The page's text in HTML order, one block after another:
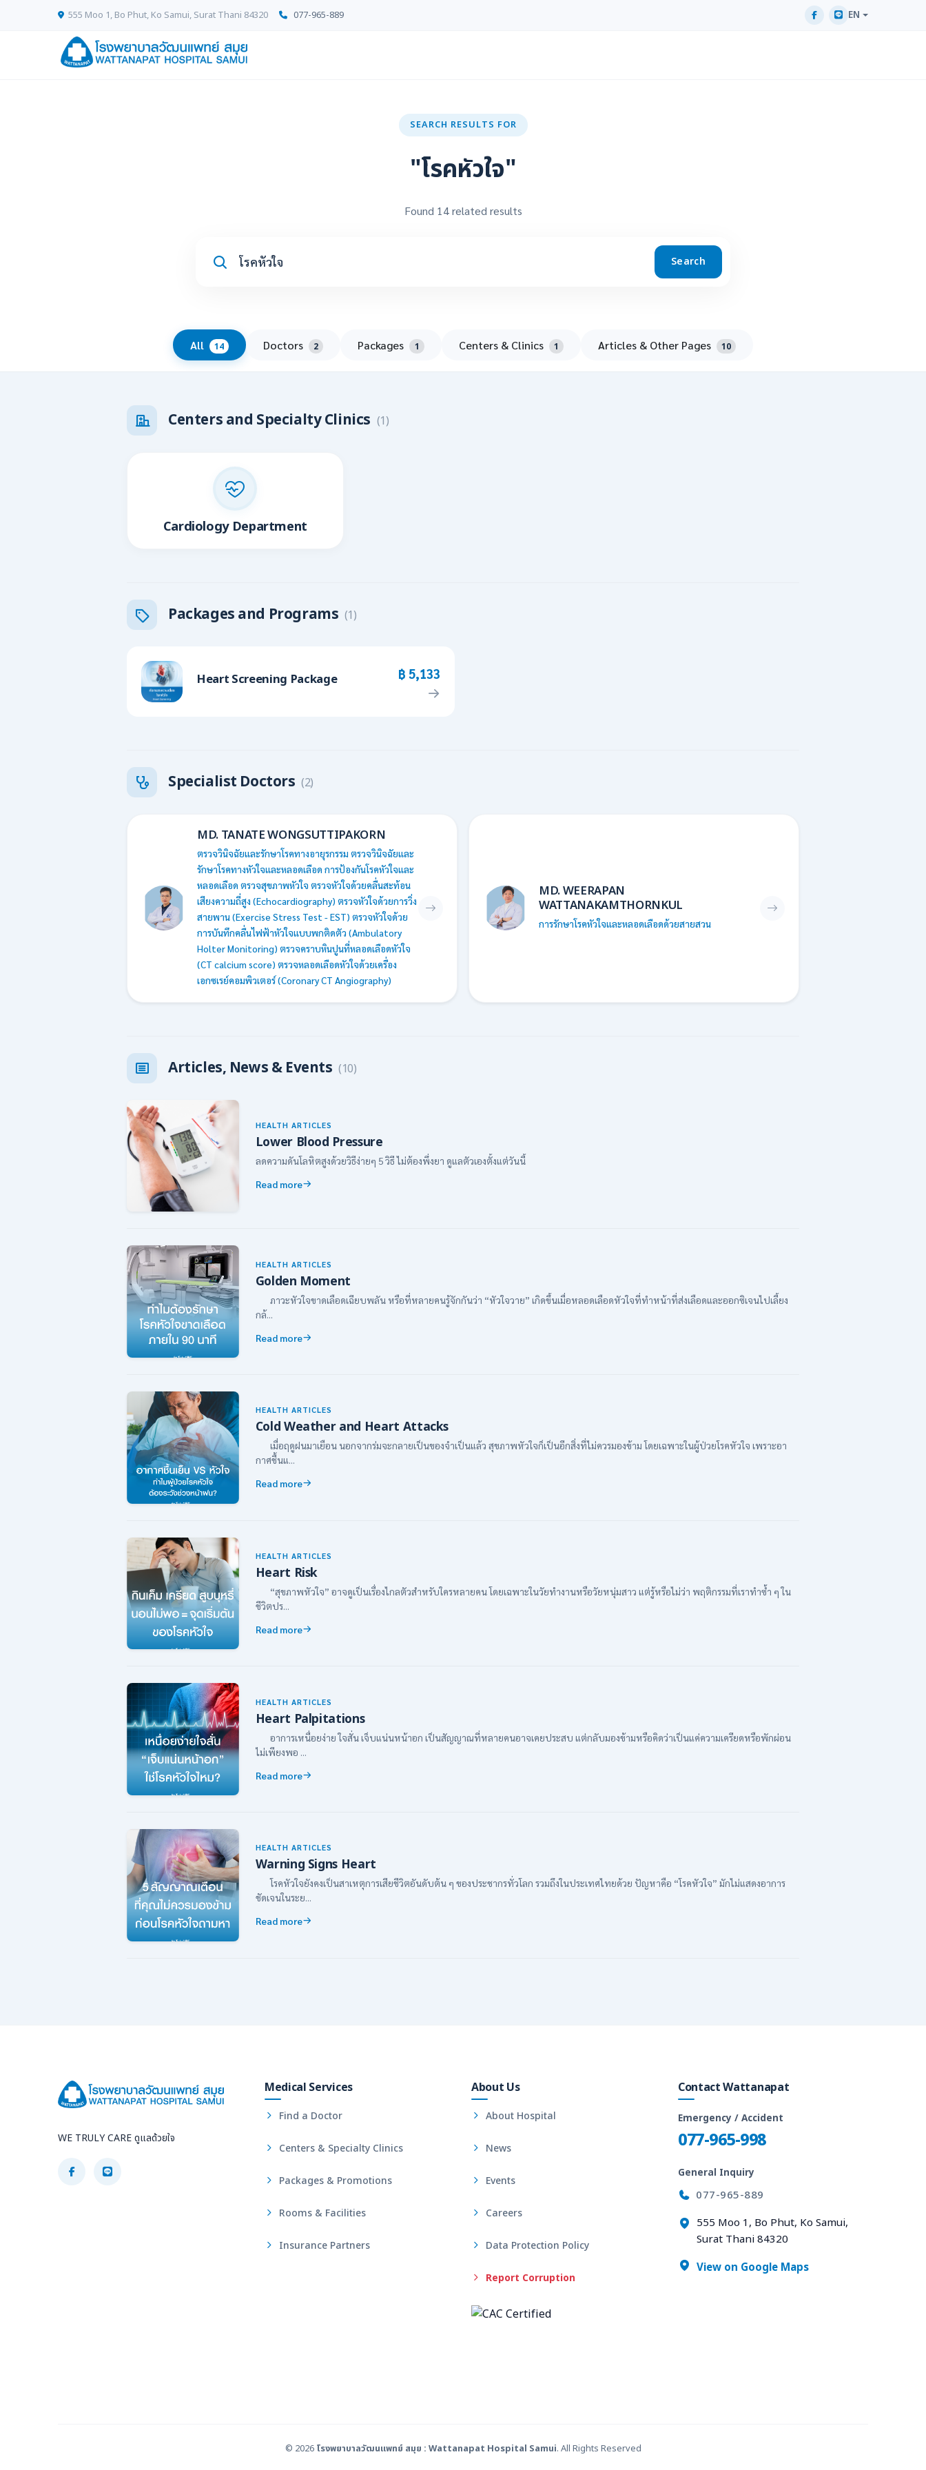
555 Moo 1, Bo Phut, Ko Samui, Surat Thani 84320 077-965-889 EN
SEARCH RESULTS FOR
"โรคหัวใจ"
Found 14 related results
Search
All 14 Doctors 2 Packages 1 Centers & Clinics 1 Articles & Other Pages 10
Centers and Specialty Clinics (1)
Cardiology Department
Packages and Programs (1)
Heart Screening Package ฿ 5,133
Specialist Doctors (2)
MD. TANATE WONGSUTTIPAKORN
ตรวจวินิจฉัยและรักษาโรคทางอายุรกรรม ตรวจวินิจฉัยและ
รักษาโรคทางหัวใจและหลอดเลือด การป้องกันโรคหัวใจและ
หลอดเลือด ตรวจสุขภาพหัวใจ ตรวจหัวใจด้วยคลื่นสะท้อน
เสียงความถี่สูง (Echocardiography) ตรวจหัวใจด้วยการวิ่ง
สายพาน (Exercise Stress Test - EST) ตรวจหัวใจด้วย
การบันทึกคลื่นไฟฟ้าหัวใจแบบพกติดตัว (Ambulatory
Holter Monitoring) ตรวจคราบหินปูนที่หลอดเลือดหัวใจ
(CT calcium score) ตรวจหลอดเลือดหัวใจด้วยเครื่อง
เอกซเรย์คอมพิวเตอร์ (Coronary CT Angiography)
MD. WEERAPAN
WATTANAKAMTHORNKUL
การรักษาโรคหัวใจและหลอดเลือดด้วยสายสวน
Articles, News & Events (10)
HEALTH ARTICLES
Lower Blood Pressure
ลดความดันโลหิตสูงด้วยวิธีง่ายๆ 5 วิธี ไม่ต้องพึ่งยา ดูแลตัวเองตั้งแต่วันนี้
Read more
HEALTH ARTICLES
Golden Moment
ภาวะหัวใจขาดเลือดเฉียบพลัน หรือที่หลายคนรู้จักกันว่า “หัวใจวาย” เกิดขึ้นเมื่อหลอดเลือดหัวใจที่ทำหน้าที่ส่งเลือดและออกซิเจนไปเลี้ยง
กล้...
Read more
HEALTH ARTICLES
Cold Weather and Heart Attacks
เมื่อฤดูฝนมาเยือน นอกจากร่มจะกลายเป็นของจำเป็นแล้ว สุขภาพหัวใจก็เป็นอีกสิ่งที่ไม่ควรมองข้าม โดยเฉพาะในผู้ป่วยโรคหัวใจ เพราะอา
กาศชื้นแ...
Read more
HEALTH ARTICLES
Heart Risk
“สุขภาพหัวใจ” อาจดูเป็นเรื่องไกลตัวสำหรับใครหลายคน โดยเฉพาะในวัยทำงานหรือวัยหนุ่มสาว แต่รู้หรือไม่ว่า พฤติกรรมที่เราทำซ้ำ ๆ ใน
ชีวิตปร...
Read more
HEALTH ARTICLES
Heart Palpitations
อาการเหนื่อยง่าย ใจสั่น เจ็บแน่นหน้าอก เป็นสัญญาณที่หลายคนอาจเคยประสบ แต่กลับมองข้ามหรือคิดว่าเป็นแค่ความเครียดหรือพักผ่อน
ไม่เพียงพอ ...
Read more
HEALTH ARTICLES
Warning Signs Heart
โรคหัวใจยังคงเป็นสาเหตุการเสียชีวิตอันดับต้น ๆ ของประชากรทั่วโลก รวมถึงในประเทศไทยด้วย ปัญหาคือ “โรคหัวใจ” มักไม่แสดงอาการ
ชัดเจนในระย...
Read more
WE TRULY CARE ดูแลด้วยใจ
Contact Wattanapat
Emergency / Accident
077-965-998
General Inquiry
077-965-889
555 Moo 1, Bo Phut, Ko Samui,
Surat Thani 84320
View on Google Maps
Medical Services
Find a Doctor
Centers & Specialty Clinics
Packages & Promotions
Rooms & Facilities
Insurance Partners
About Us
About Hospital
News
Events
Careers
Data Protection Policy
Report Corruption
© 2026 โรงพยาบาลวัฒนแพทย์ สมุย : Wattanapat Hospital Samui. All Rights Reserved